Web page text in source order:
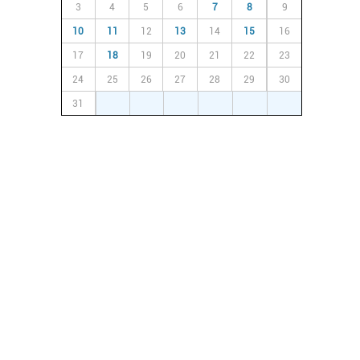
3 4 5 6 7 8 9
10 11 12 13 14 15 16
17 18 19 20 21 22 23
24 25 26 27 28 29 30
31